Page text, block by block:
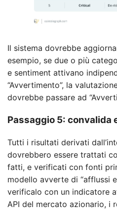
Il sistema dovrebbe
esempio, se due o più
e sentiment attivano
“Avvertimento”, la
dovrebbe passare ad
Passaggio 5: convalida
Tutti i risultati derivati
dovrebbero essere trattati
fatti, e verificati con fonti
modello avverte di “afflussi
verificalo con un indicatore
API del mercato azionario, i